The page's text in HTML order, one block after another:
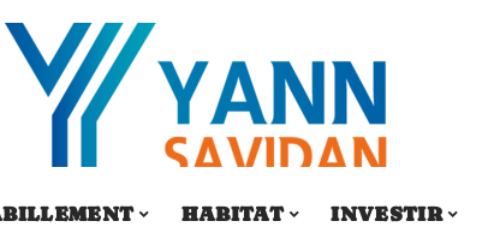
HABITAT INVESTIR